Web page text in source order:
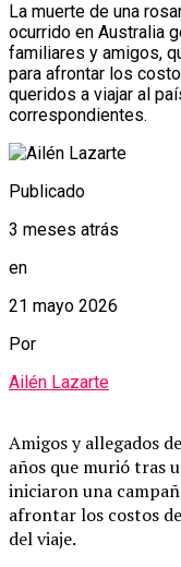
La muerte de una
ocurrido en Australia
familiares y amigos,
para afrontar los
queridos a viajar al
correspondientes.
Publicado
3 meses atrás
en
21 mayo 2026
Por
Ailén Lazarte
Amigos y allegados
años que murió tras
iniciaron una
afrontar los costos
del viaje.